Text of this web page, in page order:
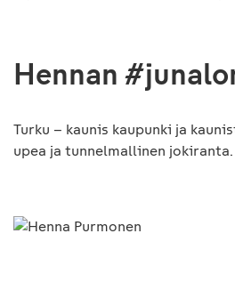
Hennan
Turku – kaunis kaupunki ja
upea ja tunnelmallinen jokiranta.